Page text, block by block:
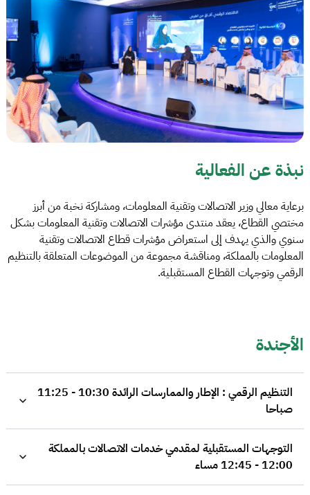
نبذة عن الفعالية
برعاية معالي وزير الاتصالات وتقنية المعلومات، ومشاركة نخبة من أبرز
مختصي القطاع، يعقد منتدى مؤشرات الاتصالات وتقنية المعلومات بشكل
سنوي والذي يهدف إلى استعراض مؤشرات قطاع الاتصالات وتقنية
المعلومات بالمملكة، ومناقشة مجموعة من الموضوعات المتعلقة بالتنظيم
الرقمي وتوجهات القطاع المستقبلية.
الأجندة
التنظيم الرقمي : الإطار والممارسات الرائدة 10:30 - 11:25
صباحا
التوجهات المستقبلية لمقدمي خدمات الاتصالات بالمملكة
12:00 - 12:45 مساء